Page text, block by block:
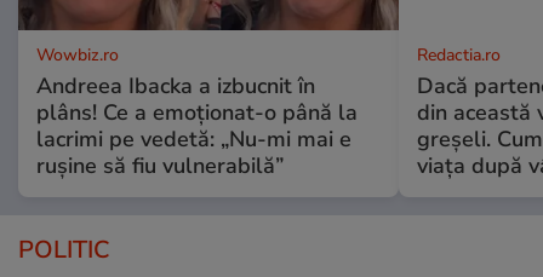
Wowbiz.ro
Andreea Ibacka a izbucnit în
plâns! Ce a emoționat-o până la
lacrimi pe vedetă: „Nu-mi mai e
rușine să fiu vulnerabilă”
Redactia.ro
Dacă
din această
greșeli.
viața după
POLITIC